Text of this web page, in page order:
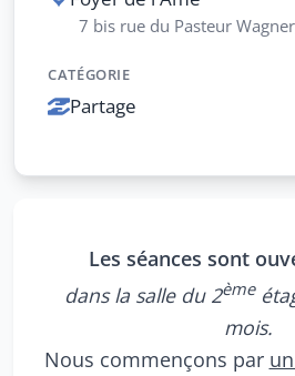
Les séances sont
dans la salle du 2ème
mois.
Nous commençons par
7 bis rue du Pasteur
CATÉGORIE
Partage